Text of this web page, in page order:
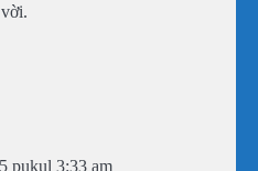
pukul 3:33 am